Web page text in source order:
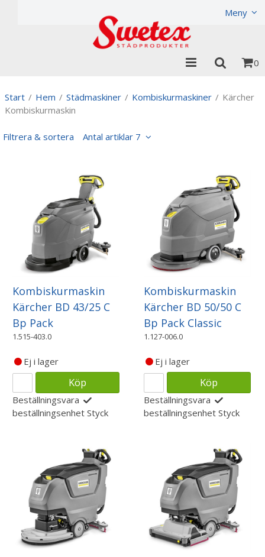
Meny
0
Start / Hem / Städmaskiner / Kombiskurmaskiner / Kärcher
Kombiskurmaskin
Filtrera & sortera Antal artiklar 7
Kombiskurmaskin
Kärcher BD 43/25 C
Bp Pack
1.515-403.0
Ej i lager
Köp
Beställningsvara
beställningsenhet Styck
Kombiskurmaskin
Kärcher BD 50/50 C
Bp Pack Classic
1.127-006.0
Ej i lager
Köp
Beställningsvara
beställningsenhet Styck